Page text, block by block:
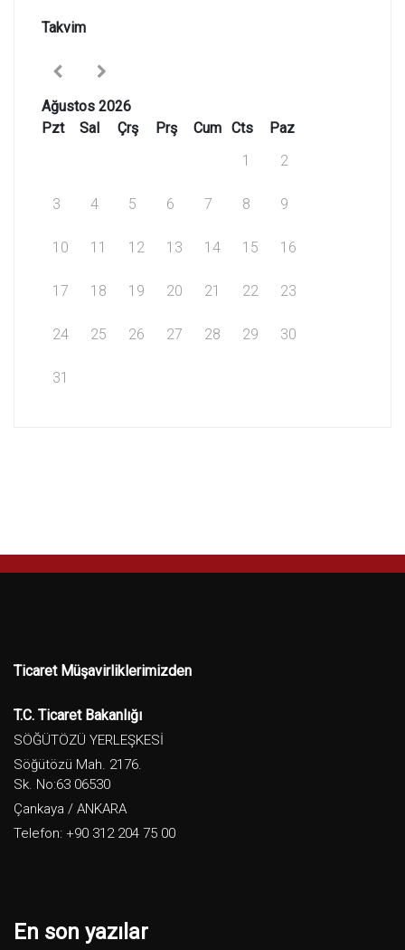
Takvim
Ağustos 2026
Pzt
Sal Çrş Prş Cum Cts
Paz
1
2
3 4 5 6 7 8 9
10 11 12 13 14 15 16
17 18 19 20 21 22 23
24 25 26 27 28 29 30
31
Ticaret Müşavirliklerimizden
T.C. Ticaret Bakanlığı
SÖĞÜTÖZÜ YERLEŞKESİ
Söğütözü Mah. 2176.
Sk. No:63 06530
Çankaya / ANKARA
Telefon: +90 312 204 75 00
En son yazılar